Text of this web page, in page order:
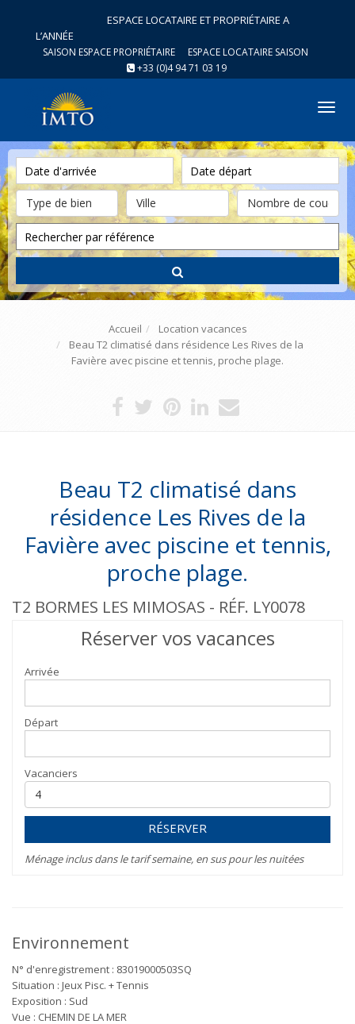
ESPACE LOCATAIRE ET PROPRIÉTAIRE A
L’ANNÉE
SAISON ESPACE PROPRIÉTAIRE
ESPACE LOCATAIRE SAISON
+33 (0)4 94 71 03 19
Accueil
Location vacances
Beau T2 climatisé dans résidence Les Rives de la
Favière avec piscine et tennis, proche plage.
Beau T2 climatisé dans
résidence Les Rives de la
Favière avec piscine et tennis,
proche plage.
T2 BORMES LES MIMOSAS - RÉF. LY0078
Réserver vos vacances
Arrivée
Départ
Vacanciers
RÉSERVER
Ménage inclus dans le tarif semaine, en sus pour les nuitées
Environnement
N° d'enregistrement : 83019000503SQ
Situation : Jeux Pisc. + Tennis
Exposition : Sud
Vue : CHEMIN DE LA MER